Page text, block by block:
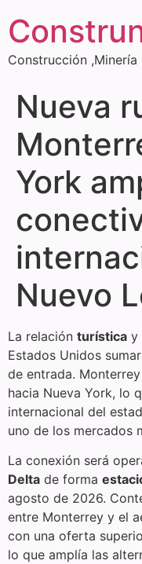
Construcción
Nueva
York
Nuevo
La relación turística y
Estados Unidos
de entrada.
hacia Nueva York, lo
internacional del
uno de los mercados
La conexión será
Delta de forma
agosto de 2026.
entre Monterrey y el
con una oferta
lo que amplía las